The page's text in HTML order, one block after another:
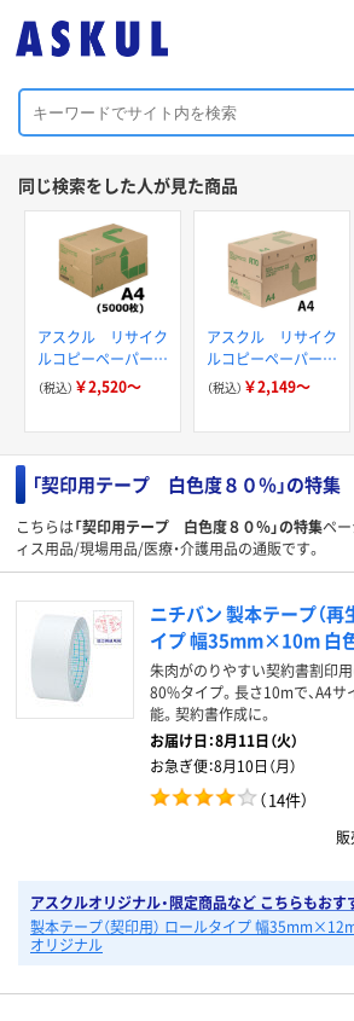
同じ検索をした人が見た商品
アスクル リサイク
ルコピーペーパー
R100 白色度80%
（税込） ￥2,520～
アスクル リサイク
ルコピーペーパー
R70 白色度80％
（税込） ￥2,149～
「契印用テープ 白色度８０％」の特集
こちらは「契印用テープ 白色度８０％」の特集ペー
ィス用品/現場用品/医療・介護用品の通販です。
ニチバン 製本テープ（再
イプ 幅35mm×10m 白
朱肉がのりやすい契約書割印
80%タイプ。長さ10mで、A4
能。契約書作成に。
お届け日：8月11日（火）
お急ぎ便：8月10日（月）
（14件）
アスクルオリジナル・限定商品など こちらもおす
製本テープ（契印用） ロールタイプ 幅
オリジナル